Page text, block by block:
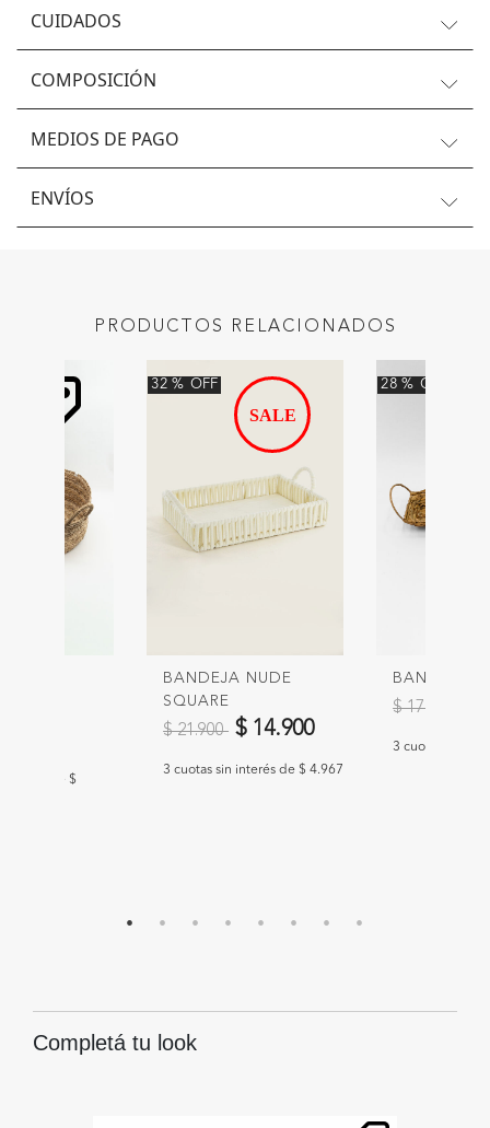
CUIDADOS
COMPOSICIÓN
MEDIOS DE PAGO
ENVÍOS
PRODUCTOS RELACIONADOS
interés de $
32% OFF
BANDEJA NUDE
SQUARE
Precio reducido de
$ 21.900 a$ 14.900
3 cuotas sin interés de $ 4.967
28% OFF
BANDEJA
Precio
$ 17.900
3 cuotas sin
Completá tu look